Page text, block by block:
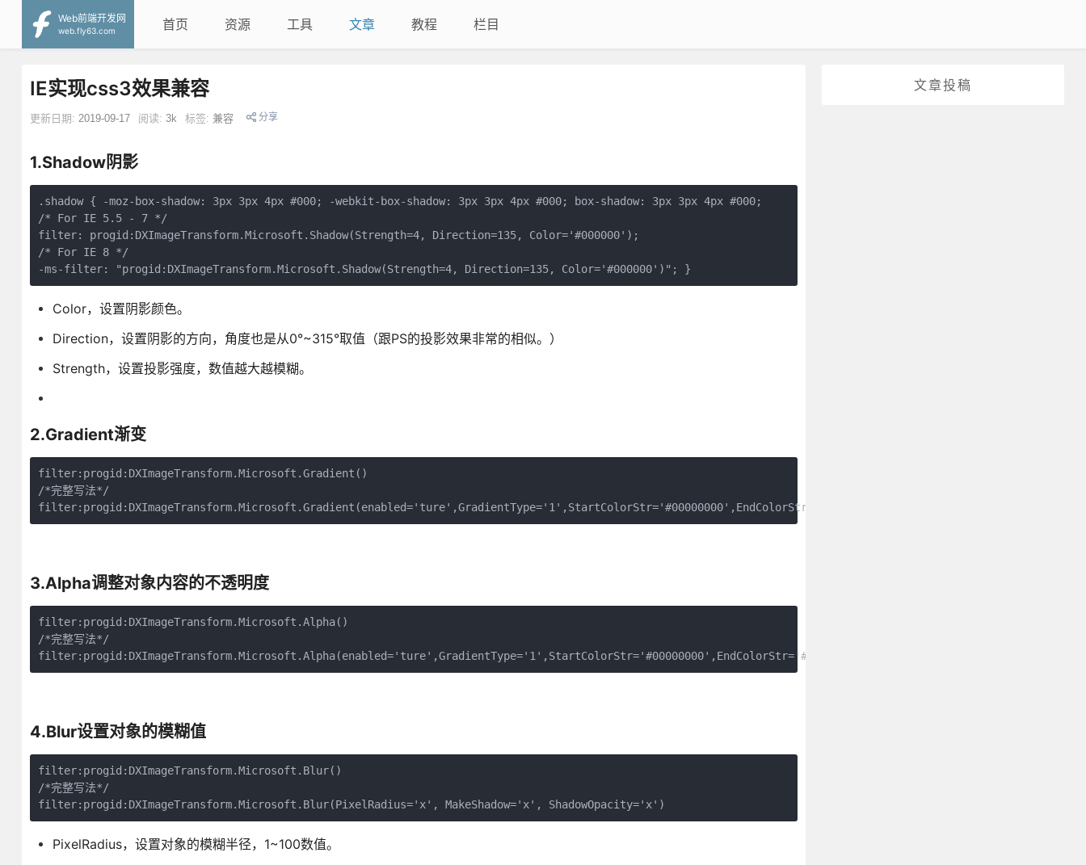
Web前端开发网
web.fly63.com
首页 资源 工具 文章 教程 栏目
文章投稿
IE实现css3效果兼容
更新日期: 2019-09-17 阅读: 3k 标签: 兼容 分享
1.Shadow阴影
.shadow { -moz-box-shadow: 3px 3px 4px #000; -webkit-box-shadow: 3px 3px 4px #000; box-shadow: 3px 3px 4px #000;
/* For IE 5.5 - 7 */
filter: progid:DXImageTransform.Microsoft.Shadow(Strength=4, Direction=135, Color='#000000');
/* For IE 8 */
-ms-filter: "progid:DXImageTransform.Microsoft.Shadow(Strength=4, Direction=135, Color='#000000')"; }
Color，设置阴影颜色。
Direction，设置阴影的方向，角度也是从0°~315°取值（跟PS的投影效果非常的相似。）
Strength，设置投影强度，数值越大越模糊。
2.Gradient渐变
filter:progid:DXImageTransform.Microsoft.Gradient()
/*完整写法*/
filter:progid:DXImageTransform.Microsoft.Gradient(enabled='ture',GradientType='1',StartColorStr='#00000000',EndColorStr='#FFFF3300')
3.Alpha调整对象内容的不透明度
filter:progid:DXImageTransform.Microsoft.Alpha()
/*完整写法*/
filter:progid:DXImageTransform.Microsoft.Alpha(enabled='ture',GradientType='1',StartColorStr='#00000000',EndColorStr='#FFFF3300')
4.Blur设置对象的模糊值
filter:progid:DXImageTransform.Microsoft.Blur()
/*完整写法*/
filter:progid:DXImageTransform.Microsoft.Blur(PixelRadius='x', MakeShadow='x', ShadowOpacity='x')
PixelRadius，设置对象的模糊半径，1~100数值。